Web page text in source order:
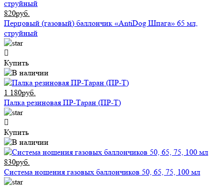
820руб.
Перцовый (газовый) баллончик «AntiDog Шпага» 65 мл,
струйный
Купить
1 180руб.
Палка резиновая ПР-Таран (ПР-Т)
Купить
830руб.
Система ношения газовых баллончиков 50, 65, 75, 100 мл